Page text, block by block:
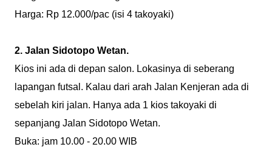
Harga: Rp 12.000/pac (isi 4 takoyaki)
2. Jalan Sidotopo Wetan.
Kios ini ada di depan salon. Lokasinya di seberang
lapangan futsal. Kalau dari arah Jalan Kenjeran ada di
sebelah kiri jalan. Hanya ada 1 kios takoyaki di
sepanjang Jalan Sidotopo Wetan.
Buka: jam 10.00 - 20.00 WIB